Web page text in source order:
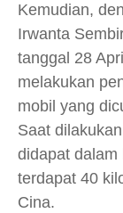
Kemudian,
Irwanta
tanggal 28
melakukan
mobil yang
Saat
didapat dalam
terdapat 40
Cina.